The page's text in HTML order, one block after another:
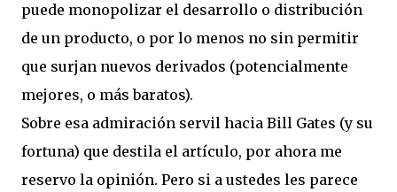
puede monopolizar el desarrollo o distribución
de un producto, o por lo menos no sin permitir
que surjan nuevos derivados (potencialmente
mejores, o más baratos).
Sobre esa admiración servil hacia Bill Gates (y su
fortuna) que destila el artículo, por ahora me
reservo la opinión. Pero si a ustedes les parece